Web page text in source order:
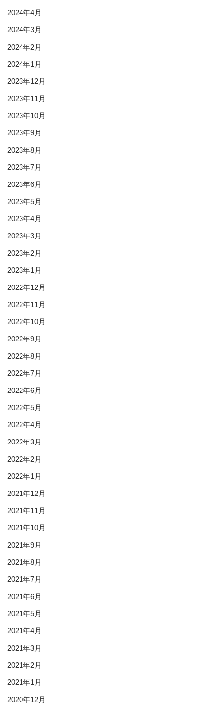
2024年4月
2024年3月
2024年2月
2024年1月
2023年12月
2023年11月
2023年10月
2023年9月
2023年8月
2023年7月
2023年6月
2023年5月
2023年4月
2023年3月
2023年2月
2023年1月
2022年12月
2022年11月
2022年10月
2022年9月
2022年8月
2022年7月
2022年6月
2022年5月
2022年4月
2022年3月
2022年2月
2022年1月
2021年12月
2021年11月
2021年10月
2021年9月
2021年8月
2021年7月
2021年6月
2021年5月
2021年4月
2021年3月
2021年2月
2021年1月
2020年12月